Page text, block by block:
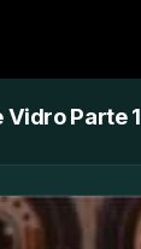
Vidro Parte 1